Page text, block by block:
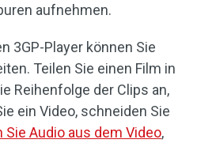
aufnehmen.
3GP-Player können Sie
Teilen Sie einen Film in
Reihenfolge der Clips an,
ein Video, schneiden Sie
Sie Audio aus dem Video,